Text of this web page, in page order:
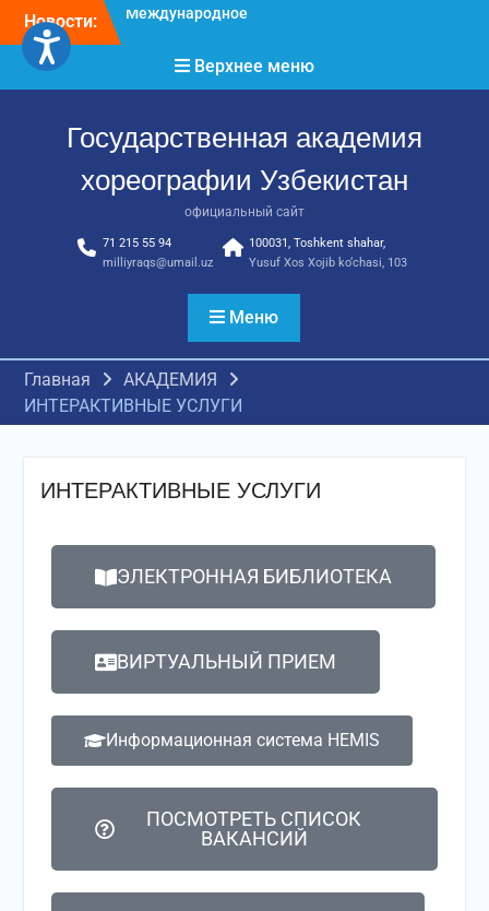
Новости:
достижения молодых
Международное научное
признание и новые
достижения молодых
хореографов!
Верхнее меню
Государственная академия
хореографии Узбекистан
официальный сайт
71 215 55 94
milliyraqs@umail.uz
100031, Toshkent shahar,
Yusuf Xos Xojib ko‘chasi, 103
Меню
Главная
АКАДЕМИЯ
ИНТЕРАКТИВНЫЕ УСЛУГИ
ИНТЕРАКТИВНЫЕ УСЛУГИ
ЭЛЕКТРОННАЯ БИБЛИОТЕКА
ВИРТУАЛЬНЫЙ ПРИЕМ
Информационная система HEMIS
ПОСМОТРЕТЬ СПИСОК
ВАКАНСИЙ